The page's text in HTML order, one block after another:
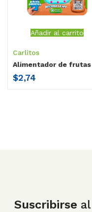
Añadir al carrito
Carlitos
$2,74
Suscribirse